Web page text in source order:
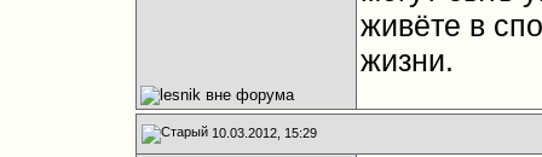
живёте в
жизни.
10.03.2012, 15:29